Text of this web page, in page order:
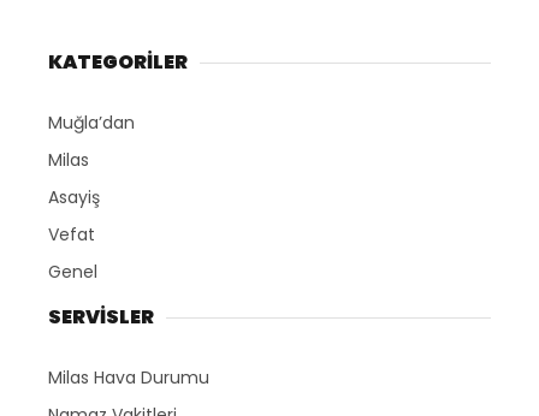
KATEGORİLER
Muğla’dan
Milas
Asayiş
Vefat
Genel
SERVİSLER
Milas Hava Durumu